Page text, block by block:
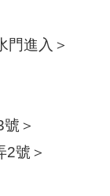
門進入＞
＞
2號＞